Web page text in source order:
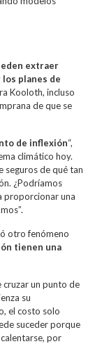
extraer
planes de
Kooloth, incluso
de que se
de inflexión“,
climático hoy.
seguros de qué tan
¿Podríamos
proporcionar una
otro fenómeno
tienen una
cruzar un punto de
su
el costo solo
suceder porque
por